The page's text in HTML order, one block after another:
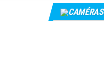
CAMÉRAS